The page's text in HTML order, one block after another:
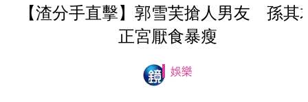
【渣分手直擊】郭雪芙搶人男友 孫其
正宮厭食暴瘦
娛樂